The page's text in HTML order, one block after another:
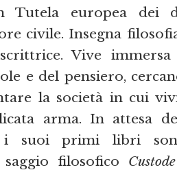
Tutela europea dei
civile. Insegna
Vive
e del pensiero,
la società in cui
arma. In attesa
i suoi primi libri
filosofico